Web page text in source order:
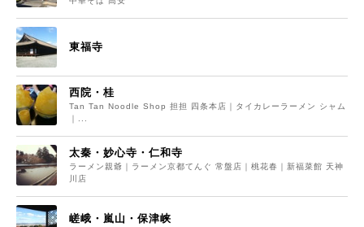
東福寺
西院・桂
Tan Tan Noodle Shop 担担 四条本店｜タイカレーラーメン シャム
｜...
太秦・妙心寺・仁和寺
ラーメン親爺｜ラーメン京都てんぐ 常盤店｜桃花春｜新福菜館 天神
川店
嵯峨・嵐山・保津峡